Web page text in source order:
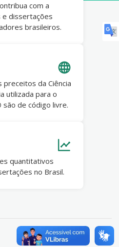
com a
e dissertações
brasileiros.
preceitos da Ciência
utilizada para o
são de código livre.
quantitativos
no Brasil.